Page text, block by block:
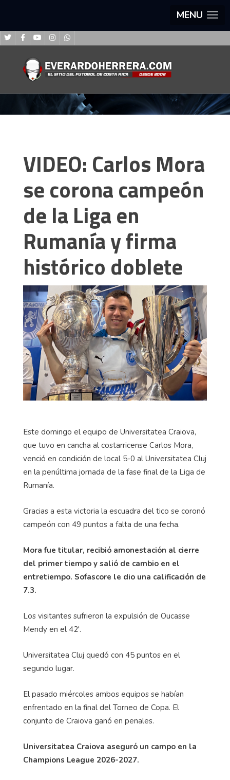
MENU
VIDEO: Carlos Mora
se corona campeón
de la Liga en
Rumanía y firma
histórico doblete
Este domingo el equipo de Universitatea Craiova,
que tuvo en cancha al costarricense Carlos Mora,
venció en condición de local 5-0 al Universitatea Cluj
en la penúltima jornada de la fase final de la Liga de
Rumanía.
Gracias a esta victoria la escuadra del tico se coronó
campeón con 49 puntos a falta de una fecha.
Mora fue titular, recibió amonestación al cierre
del primer tiempo y salió de cambio en el
entretiempo. Sofascore le dio una calificación de
7.3.
Los visitantes sufrieron la expulsión de Oucasse
Mendy en el 42'.
Universitatea Cluj quedó con 45 puntos en el
segundo lugar.
El pasado miércoles ambos equipos se habían
enfrentado en la final del Torneo de Copa. El
conjunto de Craiova ganó en penales.
Universitatea Craiova aseguró un campo en la
Champions League 2026-2027.